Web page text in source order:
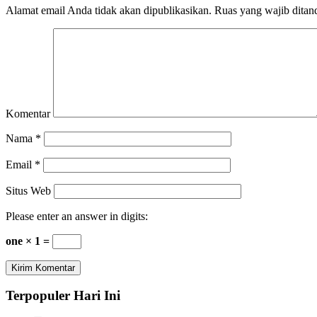
Alamat email Anda tidak akan dipublikasikan. Ruas yang wajib
Komentar
Nama *
Email *
Situs Web
Please enter an answer in digits:
one × 1 =
Terpopuler Hari Ini